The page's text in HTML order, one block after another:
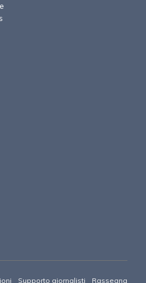
Supporto giornalisti Rassegna